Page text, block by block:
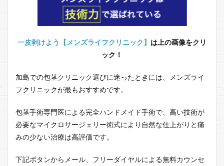
一皮剥けよう【メンズライフクリニック】 は上の画像をクリ
ック！
加島での包茎クリニック選びに迷ったときには、メンズライ
フクリニックが最もおすすめです。
包茎手術専門医による完全ハンドメイド手術で、高い技術が
必要なマイクロサージェリー術式により自然な仕上がりと痛
みの少ない治療は高評価です。
下記ボタンからメール、フリーダイヤルによる無料カウンセ